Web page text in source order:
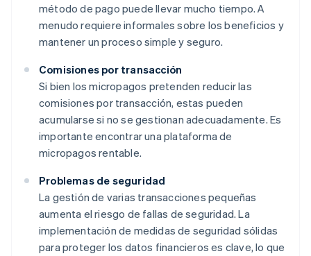
método de pago puede llevar mucho tiempo. A
menudo requiere informales sobre los beneficios y
mantener un proceso simple y seguro.
Comisiones por transacción
Si bien los micropagos pretenden reducir las
comisiones por transacción, estas pueden
acumularse si no se gestionan adecuadamente. Es
importante encontrar una plataforma de
micropagos rentable.
Problemas de seguridad
La gestión de varias transacciones pequeñas
aumenta el riesgo de fallas de seguridad. La
implementación de medidas de seguridad sólidas
para proteger los datos financieros es clave, lo que